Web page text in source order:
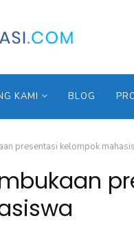
KAMI BLOG
presentasi kelompok